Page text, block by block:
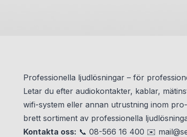
Professionella ljudlösningar – för
Letar du efter audiokontakter, kablar,
wifi-system eller annan utrustning inom
brett sortiment av professionella
Kontakta oss: 📞 08-566 16 400 ✉️